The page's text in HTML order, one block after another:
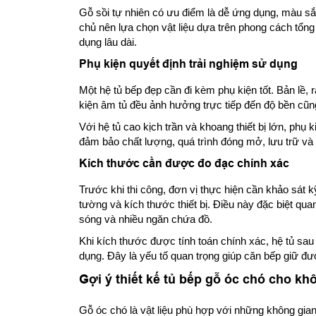
Gỗ sồi tự nhiên có ưu điểm là dễ ứng dụng, màu
chủ nên lựa chọn vật liệu dựa trên phong cách
dụng lâu dài.
Phụ kiện quyết định trải nghiệm sử dụng
Một hệ tủ bếp đẹp cần đi kèm phụ kiện tốt. Bản
kiện âm tủ đều ảnh hưởng trực tiếp đến độ bền
Với hệ tủ cao kịch trần và khoang thiết bị lớn, phụ
đảm bảo chất lượng, quá trình đóng mở, lưu trữ
Kích thước cần được đo đạc chính xác
Trước khi thi công, đơn vị thực hiện cần khảo sát
tường và kích thước thiết bị. Điều này đặc biệt
sóng và nhiều ngăn chứa đồ.
Khi kích thước được tính toán chính xác, hệ tủ
dụng. Đây là yếu tố quan trọng giúp căn bếp giữ
Gợi ý thiết kế tủ bếp gỗ óc chó cho
Gỗ óc chó là vật liệu phù hợp với những không